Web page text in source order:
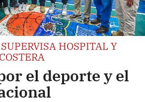
HOSPITAL Y
el deporte y el